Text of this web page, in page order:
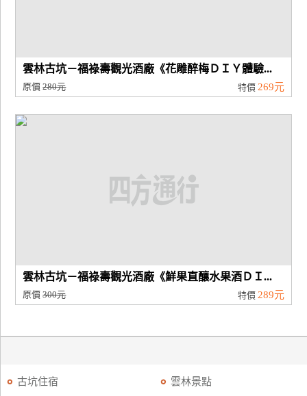
雲林古坑－福祿壽觀光酒廠《花雕醉梅ＤＩＹ體驗...
原價280元 特價 269元
雲林古坑－福祿壽觀光酒廠《鮮果直釀水果酒ＤＩ...
原價300元 特價 289元
古坑住宿 雲林景點